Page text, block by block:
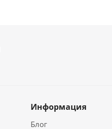
Информация
Блог